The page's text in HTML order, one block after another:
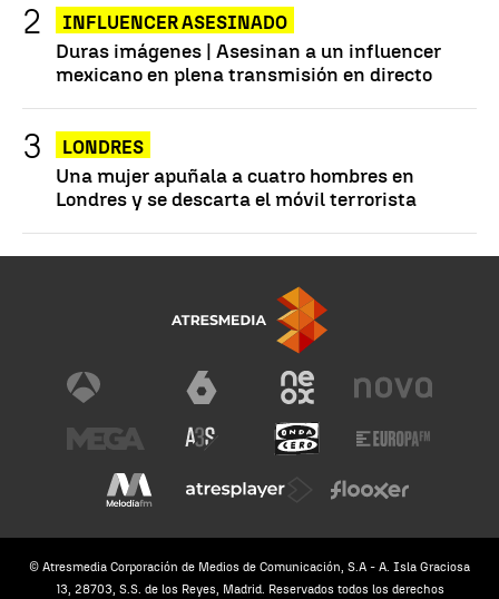
INFLUENCER ASESINADO
Duras imágenes | Asesinan a un influencer
mexicano en plena transmisión en directo
LONDRES
Una mujer apuñala a cuatro hombres en
Londres y se descarta el móvil terrorista
© Atresmedia Corporación de Medios de Comunicación, S.A - A. Isla Graciosa
13, 28703, S.S. de los Reyes, Madrid. Reservados todos los derechos